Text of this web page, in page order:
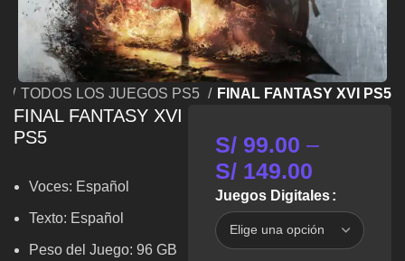
TODOS LOS JUEGOS PS5 FINAL FANTASY XVI PS5
FINAL FANTASY XVI
PS5
Voces: Español
Texto: Español
Peso del Juego: 96 GB
S/99.00 –
S/149.00
Juegos Digitales